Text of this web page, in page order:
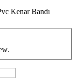
Kenar Bandı